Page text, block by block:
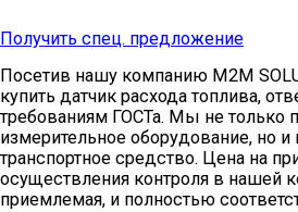
Получить спец. предложение
Посетив нашу компанию M2M
купить датчик расхода топлива,
требованиям ГОСТа. Мы не только
измерительное оборудование, но
транспортное средство. Цена на
осуществления контроля в нашей
приемлемая, и полностью